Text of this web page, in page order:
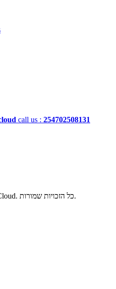
call us : 254702508131
זכויות יוצרים © 2026 Hostkraft Cloud. כל הזכויות שמורות.